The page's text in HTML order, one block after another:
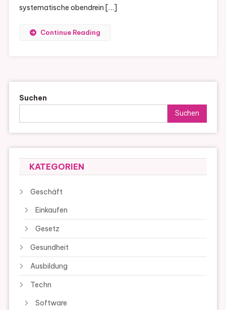
systematische obendrein […]
Continue Reading
Suchen
Suchen
KATEGORIEN
Geschäft
Einkaufen
Gesetz
Gesundheit
Ausbildung
Techn
Software